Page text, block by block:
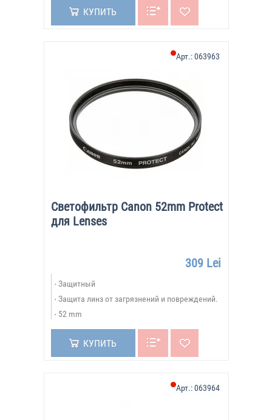
КУПИТЬ
Светофильтр Canon 52mm Protect
для Lenses
Арт.:063963
309 Lei
Защитный
Защита линз от загрязнений и повреждений.
52 mm
КУПИТЬ
Арт.:063964